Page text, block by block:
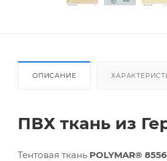
ОПИСАНИЕ
ПВХ ткань из
Тентовая ткань POLYMAR® 8556